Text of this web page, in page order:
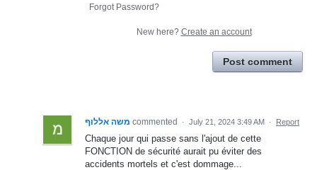
Forgot Password?
New here? Create an account
Post comment
משה אללוף commented · July 21, 2024 3:49 AM · Report
Chaque jour qui passe sans l'ajout de cette
FONCTION de sécurité aurait pu éviter des
accidents mortels et c'est dommage...